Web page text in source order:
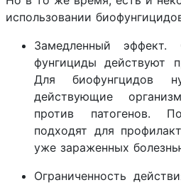
использовании
Замедленный эффект.
фунгициды действуют
Для биофунгцидов
действующие
против патогенов.
подходят для
уже зараженных
Ограниченность